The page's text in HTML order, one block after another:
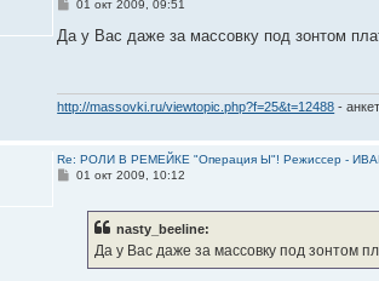
С
о
и
01 окт 2009, 09:51
Да у Вас даже за массовку под зонтом
http://massovki.ru/viewtopic.php?f=25&t=12488 -
Re: РОЛИ В РЕМЕЙКЕ "Операция Ы"! Режиссер -
С01 окт 2009, 10:12
nasty_beeline:
Да у Вас даже за массовку под зонтом